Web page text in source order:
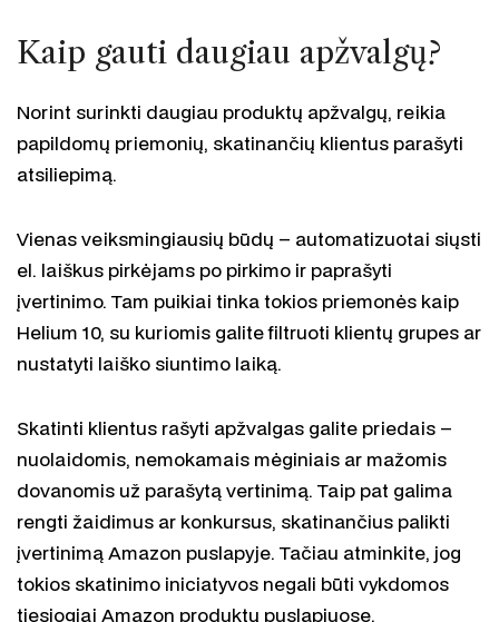
Kaip gauti daugiau apžvalgų?
Norint surinkti daugiau produktų apžvalgų, reikia
papildomų priemonių, skatinančių klientus parašyti
atsiliepimą.
Vienas veiksmingiausių būdų – automatizuotai siųsti
el. laiškus pirkėjams po pirkimo ir paprašyti
įvertinimo. Tam puikiai tinka tokios priemonės kaip
Helium 10, su kuriomis galite filtruoti klientų grupes ar
nustatyti laiško siuntimo laiką.
Skatinti klientus rašyti apžvalgas galite priedais –
nuolaidomis, nemokamais mėginiais ar mažomis
dovanomis už parašytą vertinimą. Taip pat galima
rengti žaidimus ar konkursus, skatinančius palikti
įvertinimą Amazon puslapyje. Tačiau atminkite, jog
tokios skatinimo iniciatyvos negali būti vykdomos
tiesiogiai Amazon produktų puslapiuose.